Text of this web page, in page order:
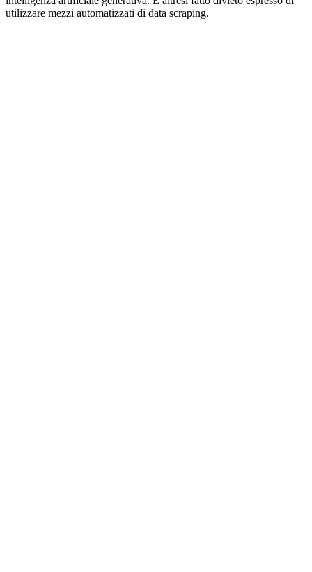
utilizzare mezzi automatizzati di data scraping.